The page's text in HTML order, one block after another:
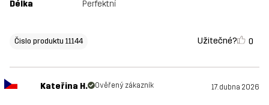
Délka Perfektní
Čislo produktu 11144 Užitečné? 0
Kateřina H. Ověřený zákazník 17. dubna 2026